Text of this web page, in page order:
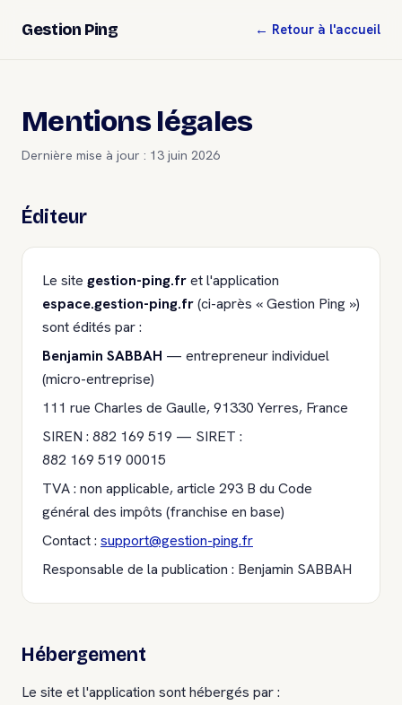
Gestion Ping ← Retour à l'accueil
Mentions légales
Dernière mise à jour : 13 juin 2026
Éditeur
Le site gestion-ping.fret l'application
espace.gestion-ping.fr(ci-après « Gestion Ping »)
sont édités par :
Benjamin SABBAH — entrepreneur individuel
(micro-entreprise)
111 rue Charles de Gaulle, 91330 Yerres, France
SIREN : 882 169 519 — SIRET :
882 169 519 00015
TVA : non applicable, article 293 B du Code
général des impôts (franchise en base)
Contact : support@gestion-ping.fr
Responsable de la publication : Benjamin SABBAH
Hébergement
Le site et l'application sont hébergés par :